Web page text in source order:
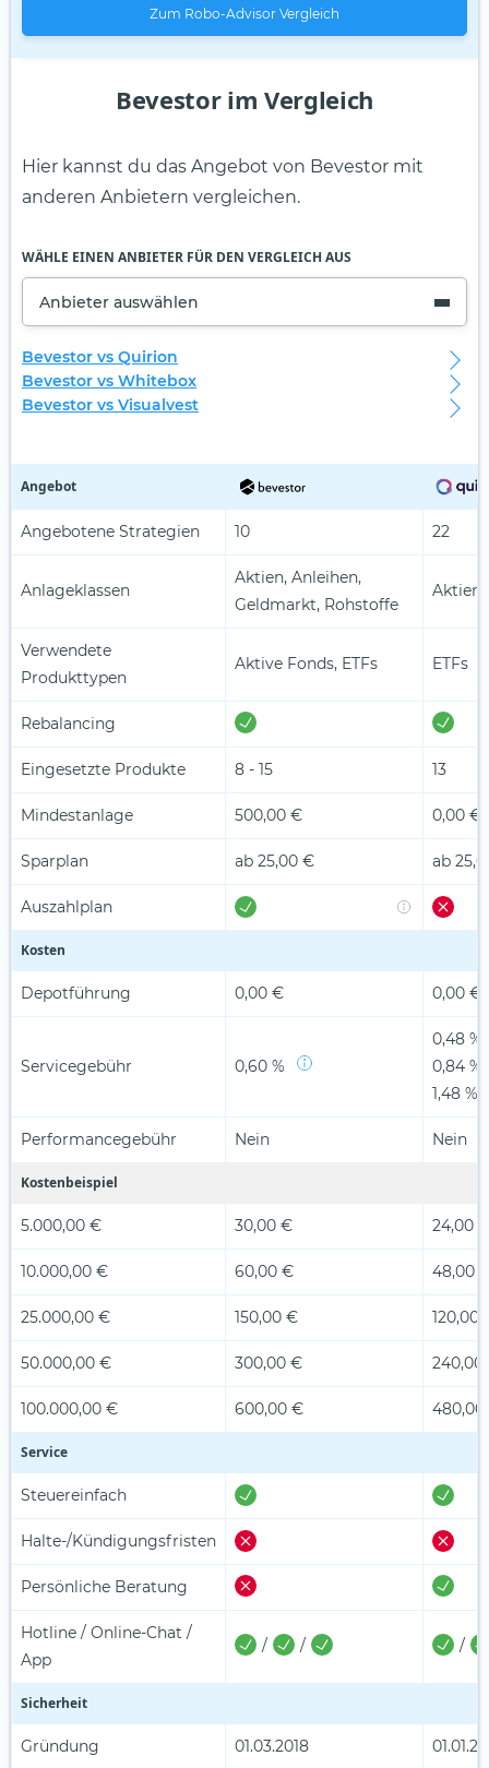
Zum Robo-Advisor Vergleich
Bevestor im Vergleich
Hier kannst du das Angebot von Bevestor mit
anderen Anbietern vergleichen.
WÄHLE EINEN ANBIETER FÜR DEN VERGLEICH AUS
Anbieter auswählen
Bevestor vs Quirion
Bevestor vs Whitebox
Bevestor vs Visualvest
Angebot
Angebotene Strategien 10 22
Anlageklassen
Aktien, Anleihen,
Geldmarkt, Rohstoffe
Aktien,
Verwendete
Produkttypen
Aktive Fonds, ETFs ETFs
Rebalancing
Eingesetzte Produkte 8 - 15 13
Mindestanlage 500,00 € 0,00 €
Sparplan ab 25,00 € ab
Auszahlplan
Kosten
Depotführung 0,00 € 0,00 €
Servicegebühr 0,60 %
0,48 %
0,84 %
1,48 %
Performancegebühr Nein Nein
Kostenbeispiel
5.000,00 € 30,00 € 24,00 €
10.000,00 € 60,00 € 48,00
25.000,00 € 150,00 € 120,00
50.000,00 € 300,00 € 240,00
100.000,00 € 600,00 €
Service
Steuereinfach
Halte-/Kündigungsfristen
Persönliche Beratung
Hotline / Online-Chat /
App
/ / /
Sicherheit
Gründung 01.03.2018